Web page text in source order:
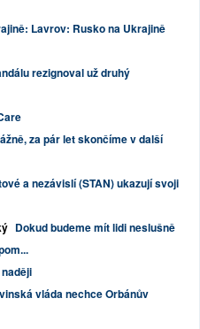
Lavrov: Rusko na Ukrajině
rezignoval už druhý
za pár let skončíme v další
a nezávislí (STAN) ukazují svoji
Dokud budeme mít lidi neslušně
vláda nechce Orbánův